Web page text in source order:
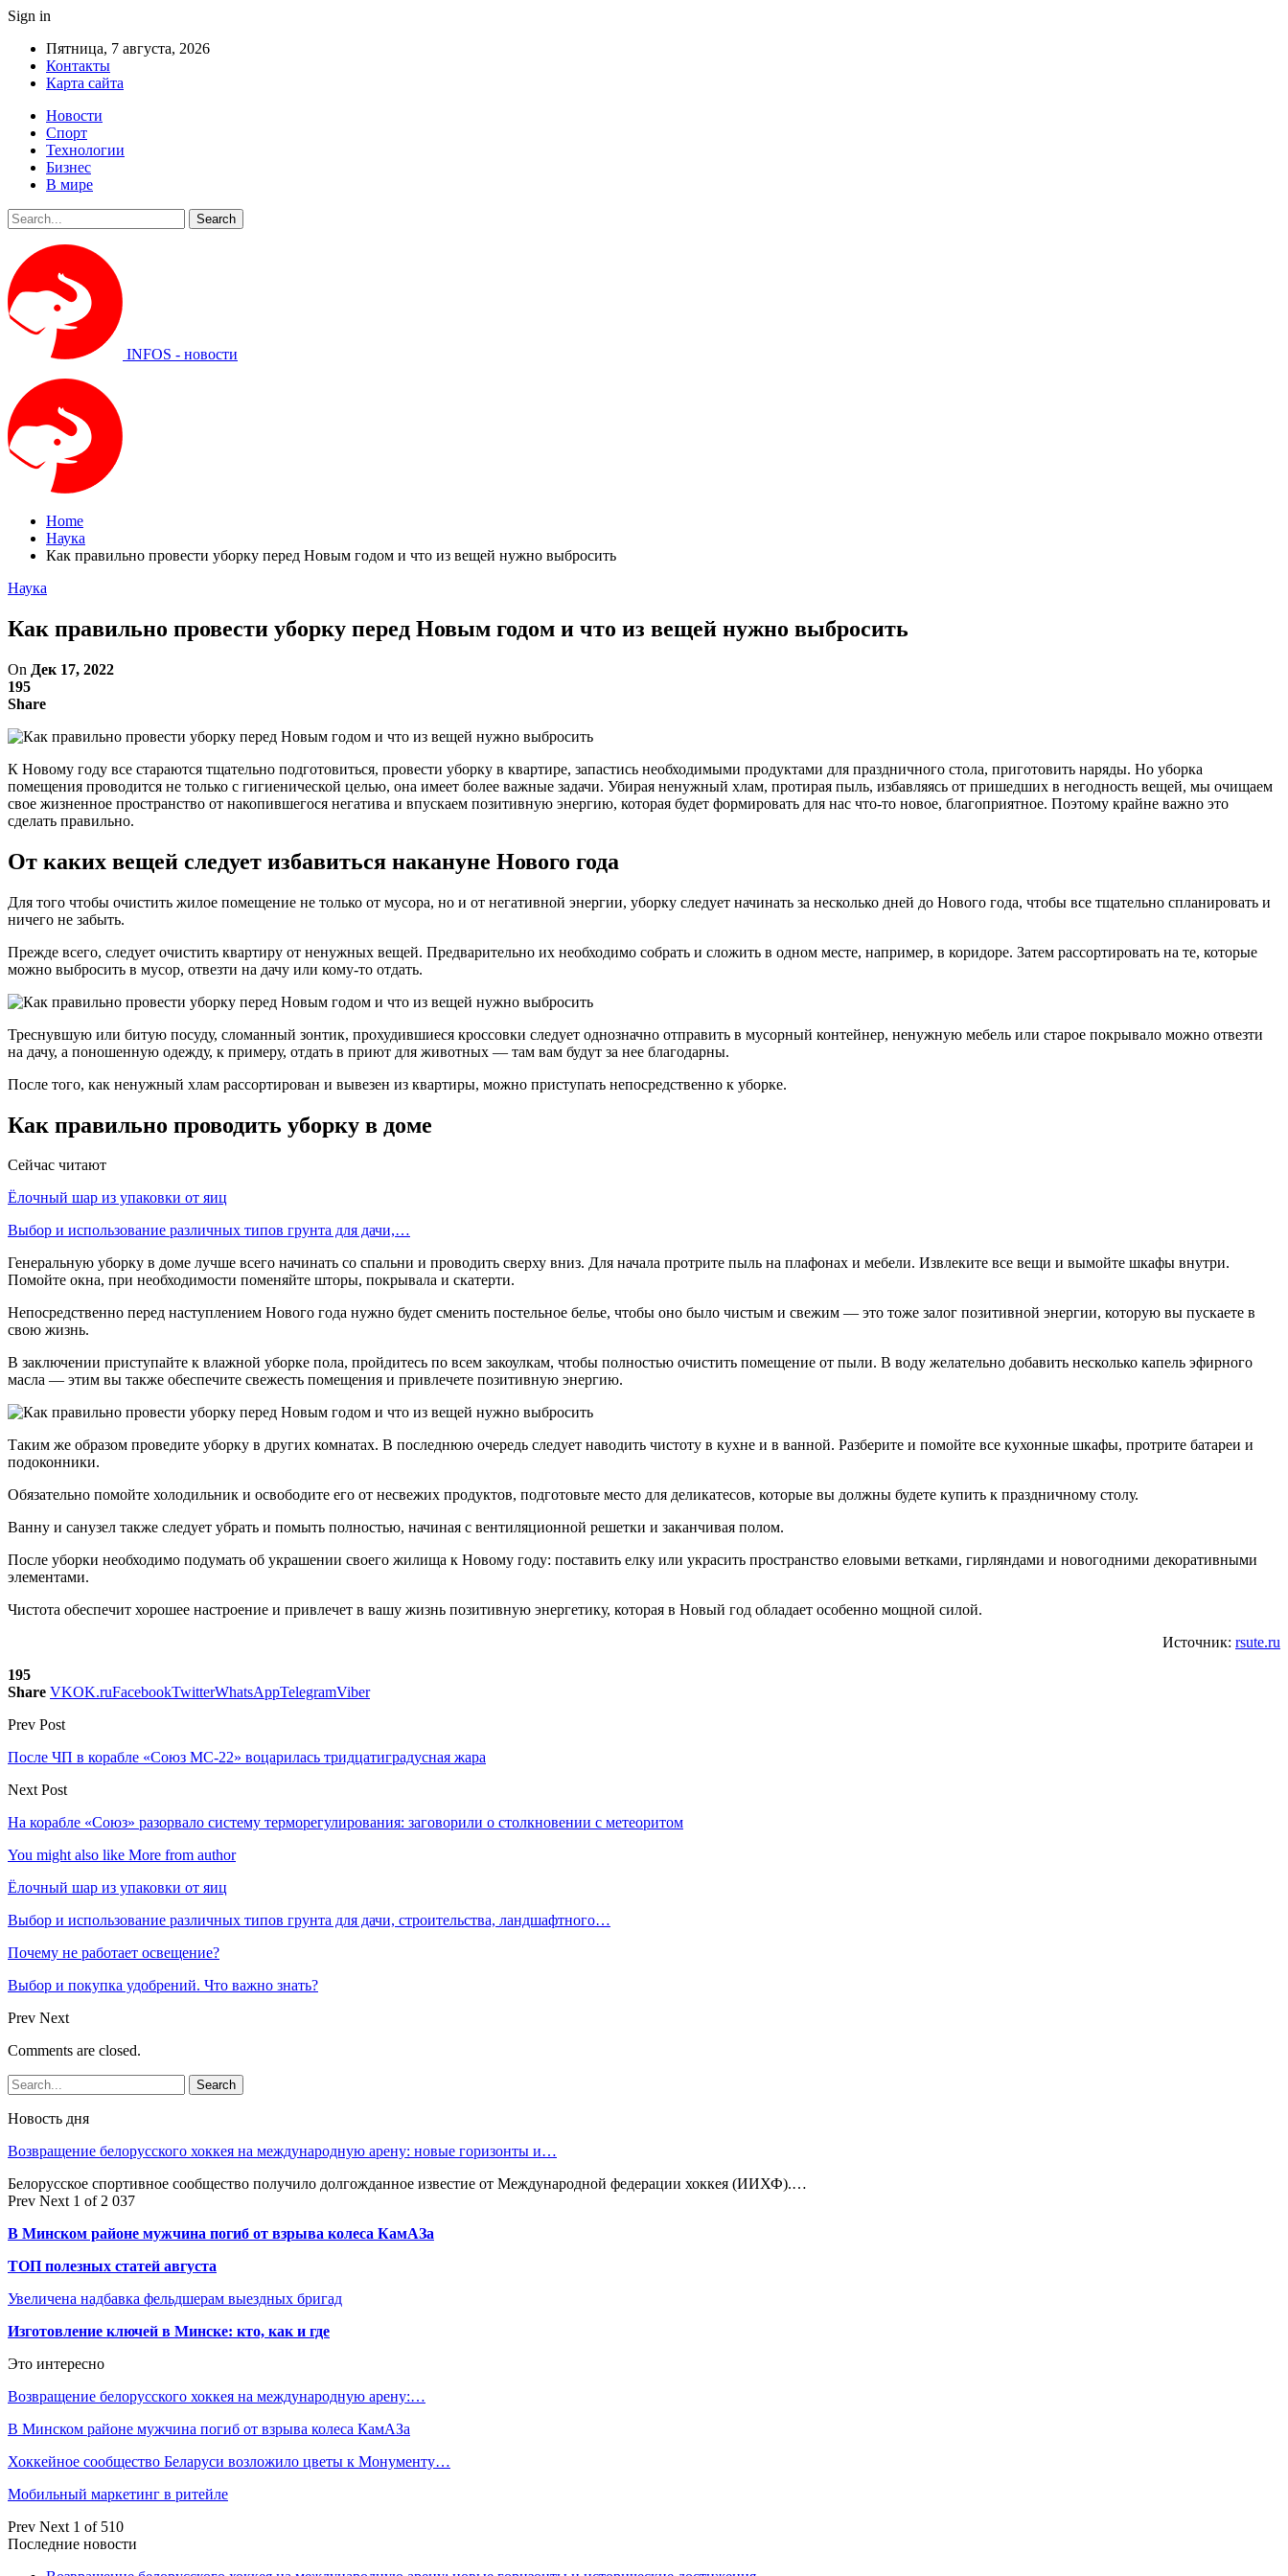
Sign in
Пятница, 7 августа, 2026
Контакты
Карта сайта
Новости
Спорт
Технологии
Бизнес
В мире
INFOS - новости
Home
Наука
Как правильно провести уборку перед Новым годом и что из вещей нужно выбросить
Наука
Как правильно провести уборку перед Новым годом и что из вещей нужно выбросить
On Дек 17, 2022
195
Share
К Новому году все стараются тщательно подготовиться, провести уборку в квартире, запастись необходимыми продуктами для праздничного стола, приготовить наряды. Но уборка
помещения проводится не только с гигиенической целью, она имеет более важные задачи. Убирая ненужный хлам, протирая пыль, избавляясь от пришедших в негодность вещей, мы очищаем
свое жизненное пространство от накопившегося негатива и впускаем позитивную энергию, которая будет формировать для нас что-то новое, благоприятное. Поэтому крайне важно это
сделать правильно.
От каких вещей следует избавиться накануне Нового года
Для того чтобы очистить жилое помещение не только от мусора, но и от негативной энергии, уборку следует начинать за несколько дней до Нового года, чтобы все тщательно спланировать и
ничего не забыть.
Прежде всего, следует очистить квартиру от ненужных вещей. Предварительно их необходимо собрать и сложить в одном месте, например, в коридоре. Затем рассортировать на те, которые
можно выбросить в мусор, отвезти на дачу или кому-то отдать.
Треснувшую или битую посуду, сломанный зонтик, прохудившиеся кроссовки следует однозначно отправить в мусорный контейнер, ненужную мебель или старое покрывало можно отвезти
на дачу, а поношенную одежду, к примеру, отдать в приют для животных — там вам будут за нее благодарны.
После того, как ненужный хлам рассортирован и вывезен из квартиры, можно приступать непосредственно к уборке.
Как правильно проводить уборку в доме
Сейчас читают
Ёлочный шар из упаковки от яиц
Выбор и использование различных типов грунта для дачи,…
Генеральную уборку в доме лучше всего начинать со спальни и проводить сверху вниз. Для начала протрите пыль на плафонах и мебели. Извлеките все вещи и вымойте шкафы внутри.
Помойте окна, при необходимости поменяйте шторы, покрывала и скатерти.
Непосредственно перед наступлением Нового года нужно будет сменить постельное белье, чтобы оно было чистым и свежим — это тоже залог позитивной энергии, которую вы пускаете в
свою жизнь.
В заключении приступайте к влажной уборке пола, пройдитесь по всем закоулкам, чтобы полностью очистить помещение от пыли. В воду желательно добавить несколько капель эфирного
масла — этим вы также обеспечите свежесть помещения и привлечете позитивную энергию.
Таким же образом проведите уборку в других комнатах. В последнюю очередь следует наводить чистоту в кухне и в ванной. Разберите и помойте все кухонные шкафы, протрите батареи и
подоконники.
Обязательно помойте холодильник и освободите его от несвежих продуктов, подготовьте место для деликатесов, которые вы должны будете купить к праздничному столу.
Ванну и санузел также следует убрать и помыть полностью, начиная с вентиляционной решетки и заканчивая полом.
После уборки необходимо подумать об украшении своего жилища к Новому году: поставить елку или украсить пространство еловыми ветками, гирляндами и новогодними декоративными
элементами.
Чистота обеспечит хорошее настроение и привлечет в вашу жизнь позитивную энергетику, которая в Новый год обладает особенно мощной силой.
Источник: rsute.ru
195
Share VKOK.ruFacebookTwitterWhatsAppTelegramViber
Prev Post
После ЧП в корабле «Союз МС-22» воцарилась тридцатиградусная жара
Next Post
На корабле «Союз» разорвало систему терморегулирования: заговорили о столкновении с метеоритом
You might also like More from author
Ёлочный шар из упаковки от яиц
Выбор и использование различных типов грунта для дачи, строительства, ландшафтного…
Почему не работает освещение?
Выбор и покупка удобрений. Что важно знать?
Prev Next
Comments are closed.
Новость дня
Возвращение белорусского хоккея на международную арену: новые горизонты и…
Белорусское спортивное сообщество получило долгожданное известие от Международной федерации хоккея (ИИХФ).…
Prev Next 1 of 2 037
В Минском районе мужчина погиб от взрыва колеса КамАЗа
ТОП полезных статей августа
Увеличена надбавка фельдшерам выездных бригад
Изготовление ключей в Минске: кто, как и где
Это интересно
Возвращение белорусского хоккея на международную арену:…
В Минском районе мужчина погиб от взрыва колеса КамАЗа
Хоккейное сообщество Беларуси возложило цветы к Монументу…
Мобильный маркетинг в ритейле
Prev Next 1 of 510
Последние новости